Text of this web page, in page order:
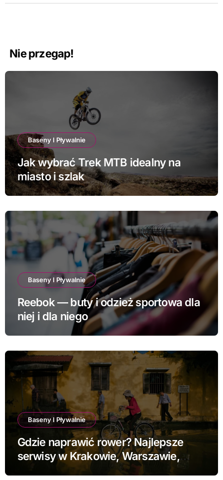
Nie przegap!
Baseny I Pływalnie
Jak wybrać Trek MTB idealny na
miasto i szlak
Baseny I Pływalnie
Reebok — buty i odzież sportowa dla
niej i dla niego
Baseny I Pływalnie
Gdzie naprawić rower? Najlepsze
serwisy w Krakowie, Warszawie,
Poznaniu i Łodzi